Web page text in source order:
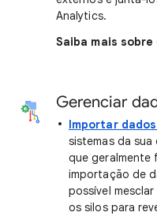
Analytics.
Saiba mais sobre
Gerenciar
Importar
sistemas da sua
que geralmente
importação de
possível
os silos para